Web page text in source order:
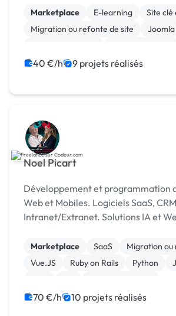
commerçant, créateur d’entreprise,
libérale,...
Marketplace E-learning
Site clé
Migration ou refonte de site
Joomla
Experience utilisateur
CMS
40 €/h 9 projets réalisés
Noel Picart
Développement et programmation
Web et Mobiles. Logiciels SaaS, CRM, ERP,
Intranet/Extranet. Solutions IA
Marketplace SaaS
Migration
Vue.JS
Ruby on Rails Python
70 €/h 10 projets réalisés